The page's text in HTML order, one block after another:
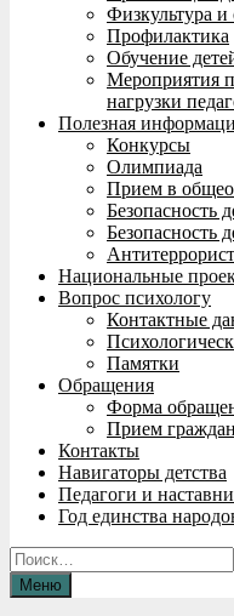
Физкультура и
Профилактика
Обучение
Мероприятия
нагрузки
Полезная
Конкурсы
Олимпиада
Прием в
Безопасность
Безопасность
Национальные
Вопрос психологу
Контактные
Памятки
Обращения
Форма
Прием граждан
Контакты
Навигаторы детства
Педагоги и
Год единства
Найти:
Меню